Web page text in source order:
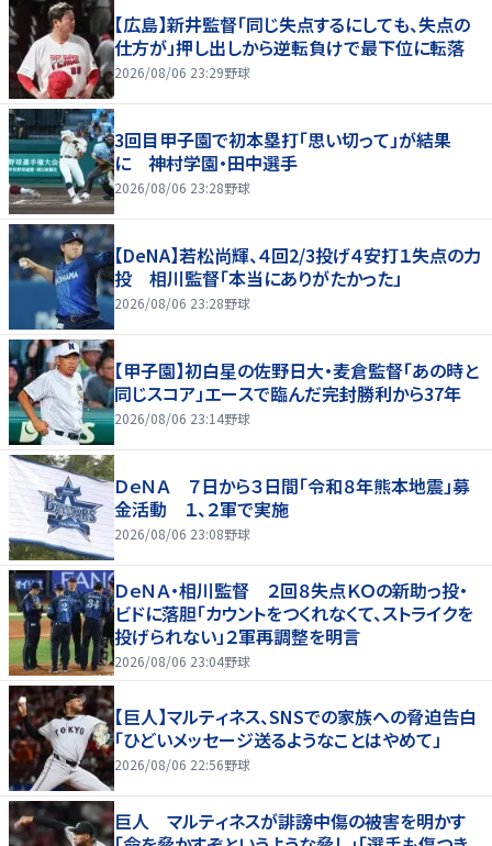
【広島】新井監督「同じ失点するにしても、失点の
仕方が」押し出しから逆転負けで最下位に転落
2026/08/06 23:29野球
3回目甲子園で初本塁打「思い切って」が結果
に 神村学園・田中選手
2026/08/06 23:28野球
【DeNA】若松尚輝、４回2/3投げ４安打１失点の力
投 相川監督「本当にありがたかった」
2026/08/06 23:28野球
【甲子園】初白星の佐野日大・麦倉監督「あの時と
同じスコア」エースで臨んだ完封勝利から37年
2026/08/06 23:14野球
ＤｅＮＡ ７日から３日間「令和８年熊本地震」募
金活動 １、２軍で実施
2026/08/06 23:08野球
ＤｅＮＡ・相川監督 ２回８失点ＫＯの新助っ投・
ビドに落胆「カウントをつくれなくて、ストライクを
投げられない」２軍再調整を明言
2026/08/06 23:04野球
【巨人】マルティネス、SNSでの家族への脅迫告白
「ひどいメッセージ送るようなことはやめて」
2026/08/06 22:56野球
巨人 マルティネスが誹謗中傷の被害を明かす